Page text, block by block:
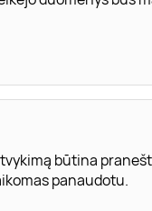
būtina
panaudotu.